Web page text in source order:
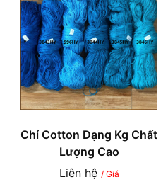
Chỉ Cotton Dạng Kg Chất
Lượng Cao
Liên hệ / Giá